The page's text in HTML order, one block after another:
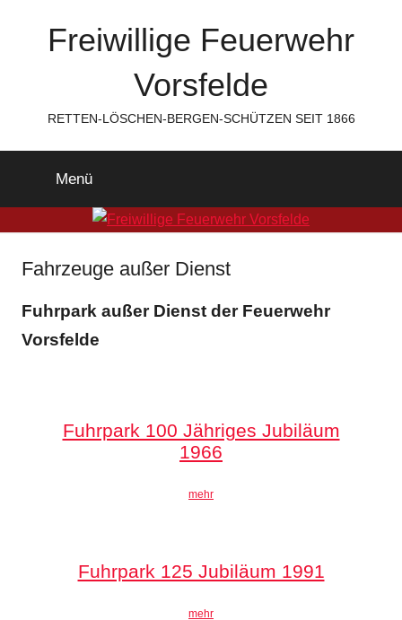
Freiwillige Feuerwehr
Vorsfelde
RETTEN-LÖSCHEN-BERGEN-SCHÜTZEN SEIT 1866
Menü
Fahrzeuge außer Dienst
Fuhrpark außer Dienst der Feuerwehr
Vorsfelde
Fuhrpark 100 Jähriges Jubiläum
1966
mehr
Fuhrpark 125 Jubiläum 1991
mehr